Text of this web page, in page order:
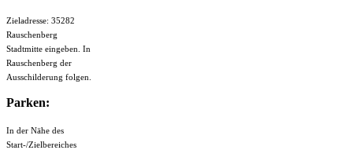
Zieladresse: 35282
Rauschenberg
Stadtmitte eingeben. In
Rauschenberg der
Ausschilderung folgen.
Parken:
In der Nähe des
Start-/Zielbereiches